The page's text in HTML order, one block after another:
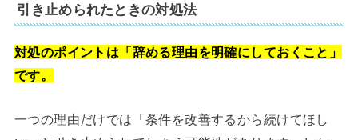
引き止められたときの対処法
対処のポイントは「辞める理由を明確にしておくこと」
です。
一つの理由だけでは「条件を改善するから続けてほし